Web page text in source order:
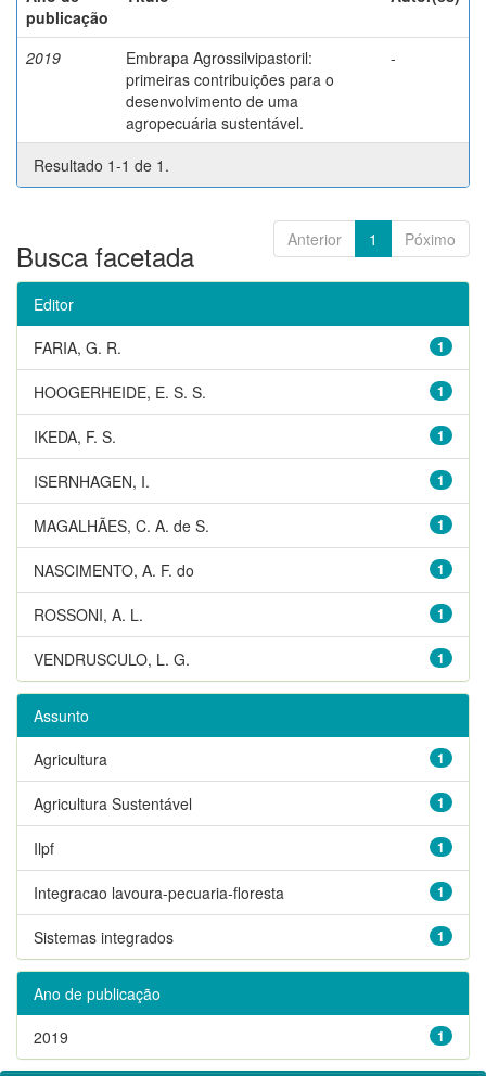
publicação
2019
Embrapa Agrossilvipastoril:
primeiras contribuições para o
desenvolvimento de uma
agropecuária sustentável.
-
Resultado 1-1 de 1.
Anterior 1 Póximo
Busca facetada
Editor
1
FARIA, G. R.
1
HOOGERHEIDE, E. S. S.
1
IKEDA, F. S.
1
ISERNHAGEN, I.
1
MAGALHÃES, C. A. de S.
1
NASCIMENTO, A. F. do
1
ROSSONI, A. L.
1
VENDRUSCULO, L. G.
Assunto
1
Agricultura
1
Agricultura Sustentável
1
Ilpf
1
Integracao lavoura-pecuaria-floresta
1
Sistemas integrados
Ano de publicação
1
2019